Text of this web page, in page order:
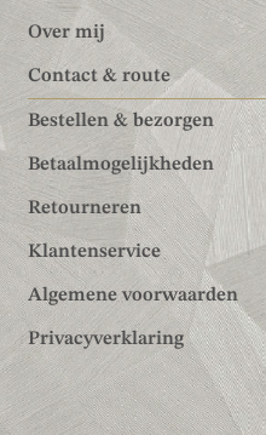
Over mij
Contact & route
Bestellen & bezorgen
Betaalmogelijkheden
Retourneren
Klantenservice
Algemene voorwaarden
Privacyverklaring